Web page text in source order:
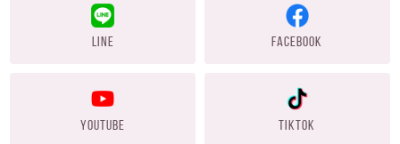
LINE FACEBOOK
YOUTUBE TIKTOK